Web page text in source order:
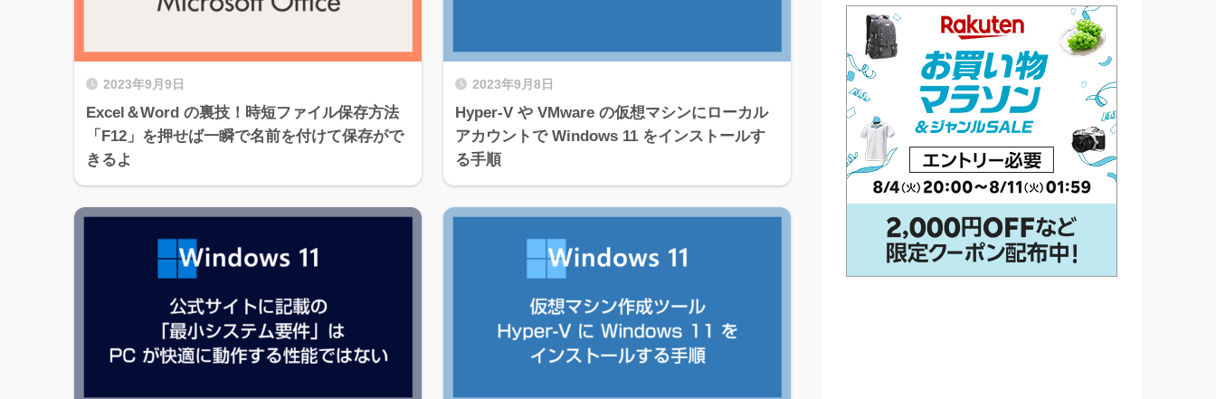
2023年9月9日
Excel＆Word の裏技！時短ファイル保存方法
「F12」を押せば一瞬で名前を付けて保存がで
きるよ
2023年9月8日
Hyper-V や VMware の仮想マシンにローカル
アカウントで Windows 11 をインストールす
る手順